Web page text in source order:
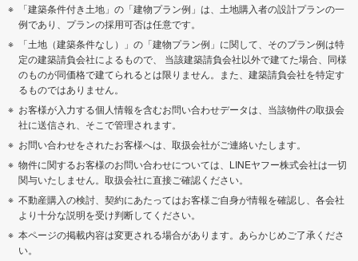
「建築条件付き土地」の「建物プラン例」は、土地購入者の設計プランの一
例であり、プランの採用可否は任意です。
「土地（建築条件なし）」の「建物プラン例」に関して、そのプラン例は特
定の建築請負会社によるもので、 当該建築請負会社以外で建てた場合、同様
のものが同価格で建てられるとは限りません。また、建築請負会社を特定す
るものではありません。
お客様が入力する個人情報を含むお問い合わせデータは、当該物件の取扱会
社に送信され、そこで管理されます。
お問い合わせをされたお客様へは、取扱会社がご連絡いたします。
物件に関するお客様のお問い合わせについては、LINEヤフー株式会社は一切
関与いたしません。取扱会社に直接ご確認ください。
不動産購入の検討、契約にあたってはお客様ご自身が情報を確認し、各会社
より十分な説明を受け判断してください。
本ページの掲載内容は変更される場合があります。あらかじめご了承くださ
い。